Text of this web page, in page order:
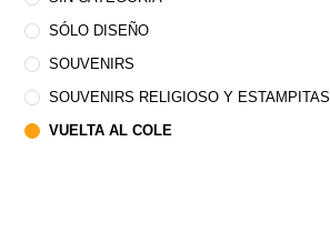
SÓLO DISEÑO
SOUVENIRS
SOUVENIRS RELIGIOSO Y ESTAMPITAS
VUELTA AL COLE